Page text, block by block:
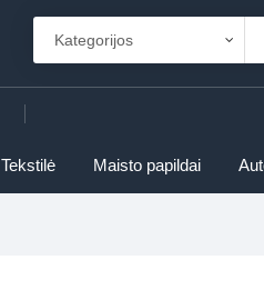
Tekstilė Maisto papildai